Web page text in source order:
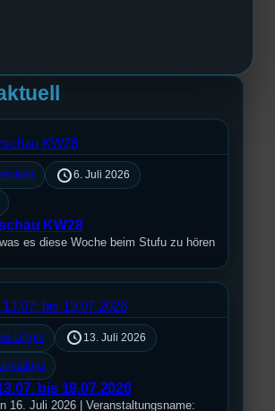
6. Juli 2026
KW28
es diese Woche beim Stufu zu hören
U(h)R 13. Juli 2026
bis 19.07.2026
16. Juli 2026 | Veranstaltungsname: